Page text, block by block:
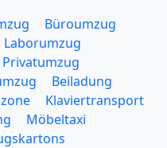
Büroumzug
Laborumzug
Privatumzug
Beiladung
Klaviertransport
Möbeltaxi